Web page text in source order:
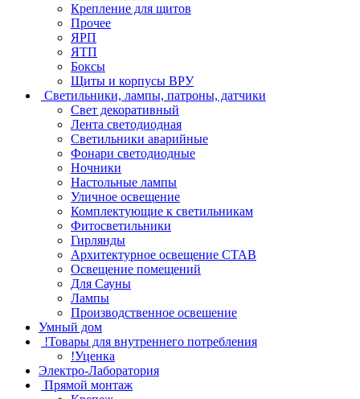
Крепление для щитов
Прочее
ЯРП
ЯТП
Боксы
Щиты и корпусы ВРУ
Светильники, лампы, патроны, датчики
Свет декоративный
Лента светодиодная
Светильники аварийные
Фонари светодиодные
Ночники
Настольные лампы
Уличное освещение
Комплектующие к светильникам
Фитосветильники
Гирлянды
Архитектурное освещение СТАВ
Освещение помещений
Для Сауны
Лампы
Производственное освешение
Умный дом
!Товары для внутреннего потребления
!Уценка
Электро-Лаборатория
Прямой монтаж